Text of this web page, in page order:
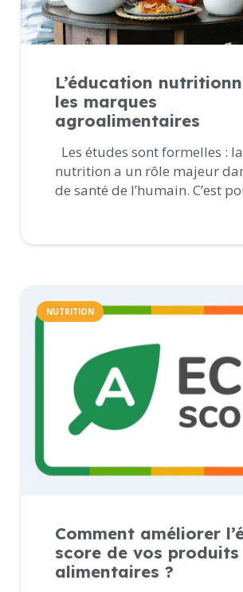
L’éducation
les marques
agroalimentaires
Les études sont formelles : la
nutrition a un rôle majeur
de santé de l’humain. C’est
NUTRITION
Comment améliorer
score de vos produits
alimentaires ?